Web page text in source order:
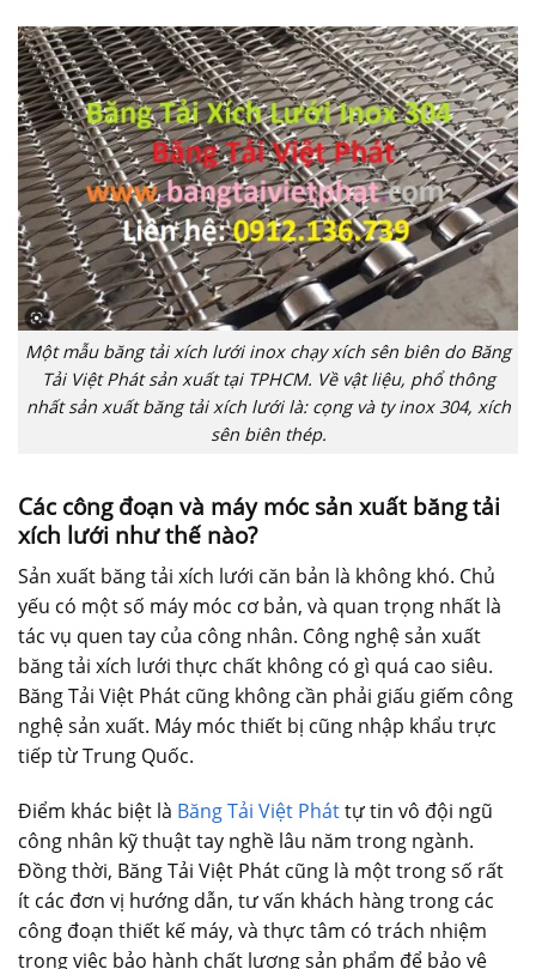
Một mẫu băng tải xích lưới inox chạy xích sên biên do Băng
Tải Việt Phát sản xuất tại TPHCM. Về vật liệu, phổ thông
nhất sản xuất băng tải xích lưới là: cọng và ty inox 304, xích
sên biên thép.
Các công đoạn và máy móc sản xuất băng tải
xích lưới như thế nào?
Sản xuất băng tải xích lưới căn bản là không khó. Chủ
yếu có một số máy móc cơ bản, và quan trọng nhất là
tác vụ quen tay của công nhân. Công nghệ sản xuất
băng tải xích lưới thực chất không có gì quá cao siêu.
Băng Tải Việt Phát cũng không cần phải giấu giếm công
nghệ sản xuất. Máy móc thiết bị cũng nhập khẩu trực
tiếp từ Trung Quốc.
Điểm khác biệt là Băng Tải Việt Pháttự tin vô đội ngũ
công nhân kỹ thuật tay nghề lâu năm trong ngành.
Đồng thời, Băng Tải Việt Phát cũng là một trong số rất
ít các đơn vị hướng dẫn, tư vấn khách hàng trong các
công đoạn thiết kế máy, và thực tâm có trách nhiệm
trong việc bảo hành chất lượng sản phẩm để bảo vệ